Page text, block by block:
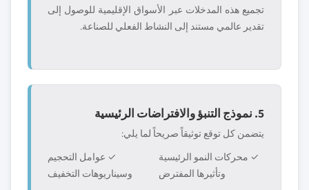
تجميع هذه المدخلات عبر الأسواق الإقليمية للوصول إلى
تقدير عالمي مستند إلى النشاط الفعلي للصناعة.
5. نموذج التنبؤ والافتراضات الرئيسية
يتضمن كل توقع توثيقاً صريحاً لما يلي:
✓ محركات النمو الرئيسية
وتأثيرها المفترض
✓ عوامل التحجيم
وسيناريوهات التخفيف